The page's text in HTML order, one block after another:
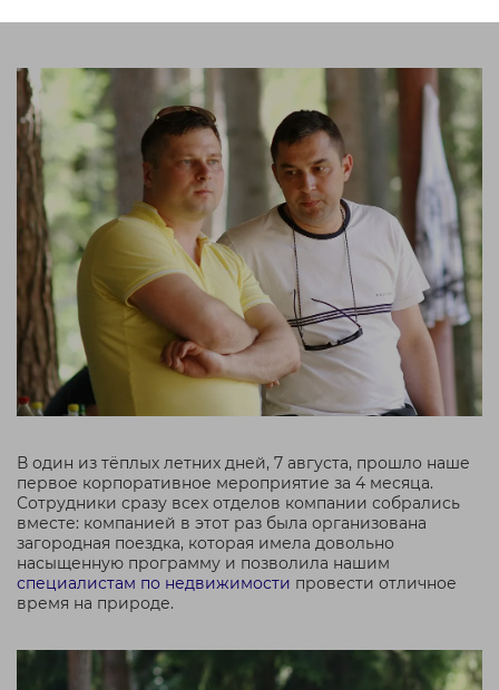
В один из тёплых летних дней, 7 августа, прошло наше
первое корпоративное мероприятие за 4 месяца.
Сотрудники сразу всех отделов компании собрались
вместе: компанией в этот раз была организована
загородная поездка, которая имела довольно
насыщенную программу и позволила нашим
специалистам по недвижимости провести отличное
время на природе.